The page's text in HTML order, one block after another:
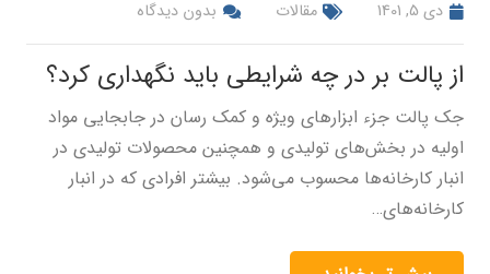
دی 5, 1401 مقالات بدون دیدگاه
از پالت بر در چه شرایطی باید نگهداری کرد؟
جک پالت جزء ابزارهای ویژه و کمک رسان در جابجایی مواد
اولیه در بخش‌های تولیدی و همچنین محصولات تولیدی در
انبار کارخانه‌ها محسوب می‌شود. بیشتر افرادی که در انبار
کارخانه‌های…